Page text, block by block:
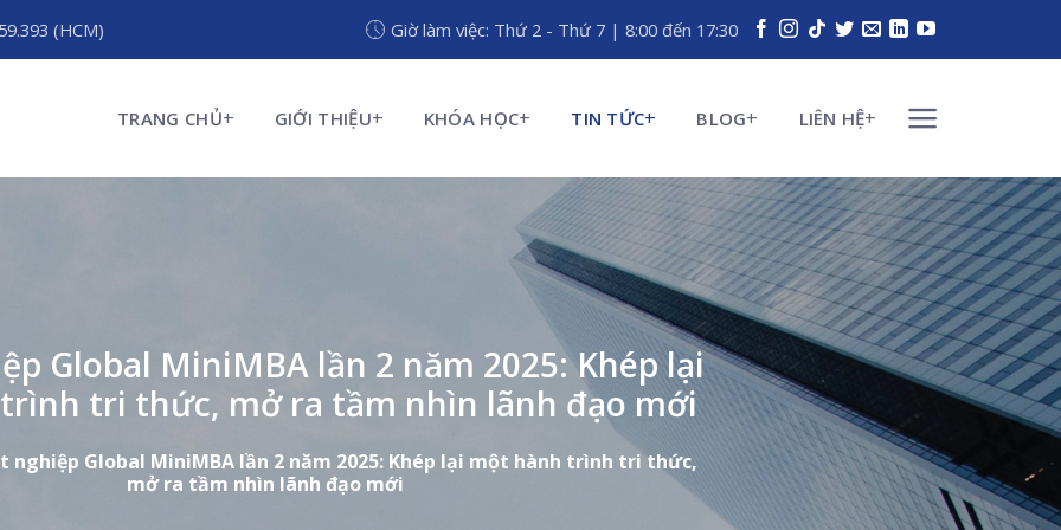
(HCM) Giờ làm việc: Thứ 2 - Thứ 7 | 8:00 đến 17:30
TRANG CHỦ GIỚI THIỆU KHÓA HỌC TIN TỨC BLOG LIÊN HỆ
Global MiniMBA lần 2 năm 2025: Khép lại
tri thức, mở ra tầm nhìn lãnh đạo mới
nghiệp Global MiniMBA lần 2 năm 2025: Khép lại một hành trình tri thức,
mở ra tầm nhìn lãnh đạo mới